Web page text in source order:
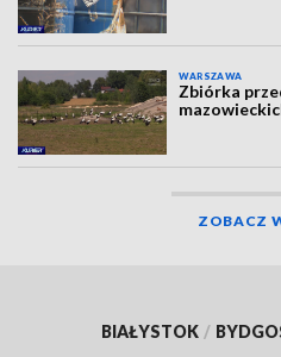
WARSZAWA
Zbiórka
ZOBACZ
BIAŁYSTOK /